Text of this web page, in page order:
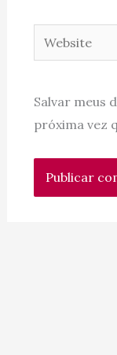
Website
Salvar meus
próxima vez